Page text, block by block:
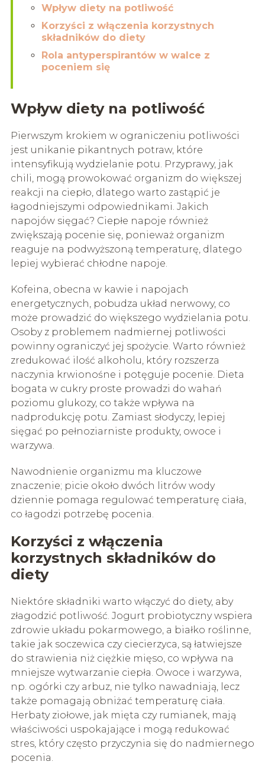
Wpływ diety na potliwość
Korzyści z włączenia korzystnych
składników do diety
Rola antyperspirantów w walce z
poceniem się
Wpływ diety na potliwość
Pierwszym krokiem w ograniczeniu potliwości
jest unikanie pikantnych potraw, które
intensyfikują wydzielanie potu. Przyprawy, jak
chili, mogą prowokować organizm do większej
reakcji na ciepło, dlatego warto zastąpić je
łagodniejszymi odpowiednikami. Jakich
napojów sięgać? Ciepłe napoje również
zwiększają pocenie się, ponieważ organizm
reaguje na podwyższoną temperaturę, dlatego
lepiej wybierać chłodne napoje.
Kofeina, obecna w kawie i napojach
energetycznych, pobudza układ nerwowy, co
może prowadzić do większego wydzielania potu.
Osoby z problemem nadmiernej potliwości
powinny ograniczyć jej spożycie. Warto również
zredukować ilość alkoholu, który rozszerza
naczynia krwionośne i potęguje pocenie. Dieta
bogata w cukry proste prowadzi do wahań
poziomu glukozy, co także wpływa na
nadprodukcję potu. Zamiast słodyczy, lepiej
sięgać po pełnoziarniste produkty, owoce i
warzywa.
Nawodnienie organizmu ma kluczowe
znaczenie; picie około dwóch litrów wody
dziennie pomaga regulować temperaturę ciała,
co łagodzi potrzebę pocenia.
Korzyści z włączenia
korzystnych składników do
diety
Niektóre składniki warto włączyć do diety, aby
złagodzić potliwość. Jogurt probiotyczny wspiera
zdrowie układu pokarmowego, a białko roślinne,
takie jak soczewica czy ciecierzyca, są łatwiejsze
do strawienia niż ciężkie mięso, co wpływa na
mniejsze wytwarzanie ciepła. Owoce i warzywa,
np. ogórki czy arbuz, nie tylko nawadniają, lecz
także pomagają obniżać temperaturę ciała.
Herbaty ziołowe, jak mięta czy rumianek, mają
właściwości uspokajające i mogą redukować
stres, który często przyczynia się do nadmiernego
pocenia.